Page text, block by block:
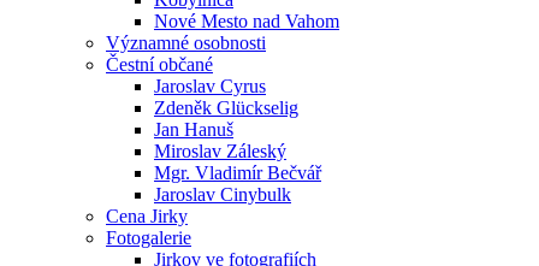
Nové Mesto nad Vahom
Významné osobnosti
Čestní občané
Jaroslav Cyrus
Zdeněk Glückselig
Jan Hanuš
Miroslav Záleský
Mgr. Vladimír Bečvář
Jaroslav Cinybulk
Cena Jirky
Fotogalerie
Jirkov ve fotografiích